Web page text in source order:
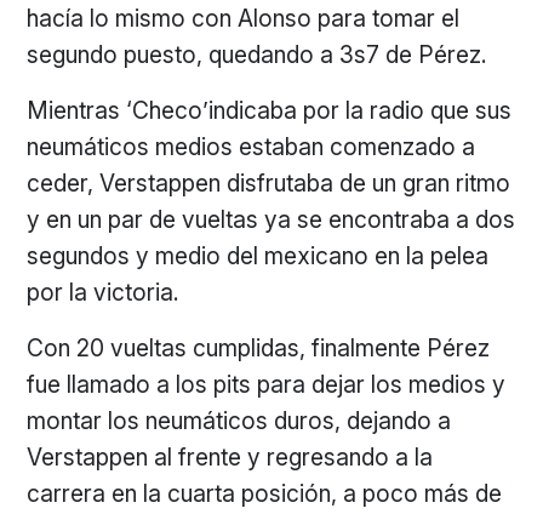
hacía lo mismo con Alonso para tomar el
segundo puesto, quedando a 3s7 de Pérez.
Mientras ‘Checo’indicaba por la radio que sus
neumáticos medios estaban comenzado a
ceder, Verstappen disfrutaba de un gran ritmo
y en un par de vueltas ya se encontraba a dos
segundos y medio del mexicano en la pelea
por la victoria.
Con 20 vueltas cumplidas, finalmente Pérez
fue llamado a los pits para dejar los medios y
montar los neumáticos duros, dejando a
Verstappen al frente y regresando a la
carrera en la cuarta posición, a poco más de